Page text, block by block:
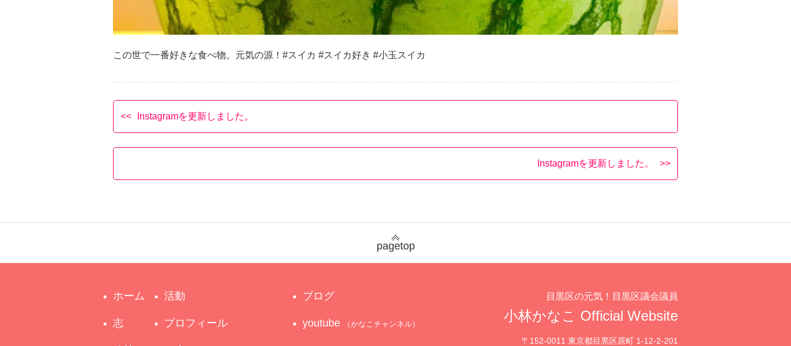
この世で一番好きな食べ物。元気の源！#スイカ #スイカ好き #小玉スイカ
Instagramを更新しました。
Instagramを更新しました。
pagetop
ホーム
志
活動
プロフィール
ブログ
youtube （かなこチャンネル）
目黒区の元気！目黒区議会議員
小林かなこ Official Website
〒152-0011 東京都目黒区原町 1-12-2-201